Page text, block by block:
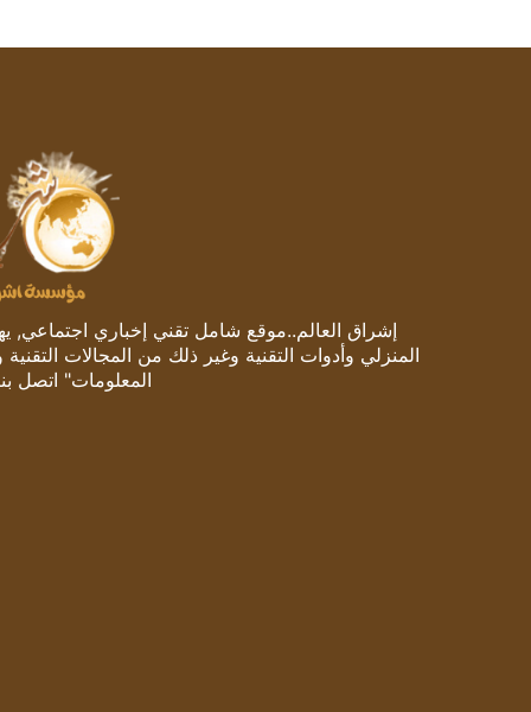
إشراق العالم..موقع شامل تقني إخباري اجتماعي,
المنزلي وأدوات التقنية وغير ذلك من المجالات
المعلومات" اتصل